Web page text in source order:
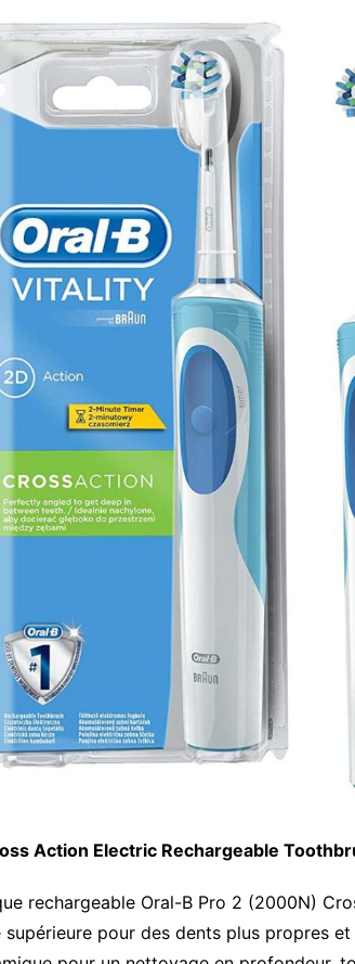
Action Electric Rechargeable
rechargeable Oral-B Pro 2 (2000N)
pour des dents plus propres et